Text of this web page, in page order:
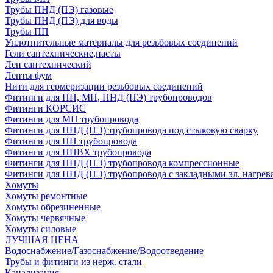
Трубы ПНД (ПЭ) газовые
Трубы ПНД (ПЭ) для воды
Трубы ПП
Уплотнительные материалы для резьбовых соединений
Гели сантехнические,пасты
Лен сантехнический
Ленты фум
Нити для гермеризации резьбовых соединений
Фитинги для ПП, МП, ПНД (ПЭ) трубопроводов
Фитинги КОРСИС
Фитинги для МП трубопровода
Фитинги для ПНД (ПЭ) трубопровода под стыковую сварку
Фитинги для ПП трубопровода
Фитинги для НПВХ трубопровода
Фитинги для ПНД (ПЭ) трубопровода компрессионные
Фитинги для ПНД (ПЭ) трубопровода с закладными эл.
Хомуты
Хомуты ремонтные
Хомуты обрезиненные
Хомуты червячные
Хомуты силовые
ЛУЧШАЯ ЦЕНА
Водоснабжение/Газоснабжение/Водоотведение
Трубы и фитинги из нерж. стали